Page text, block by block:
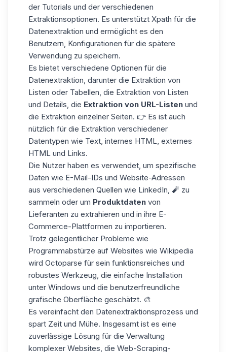
der Tutorials und der verschiedenen
Extraktionsoptionen. Es unterstützt Xpath für die
Datenextraktion und ermöglicht es den
Benutzern, Konfigurationen für die spätere
Verwendung zu speichern.
Es bietet verschiedene Optionen für die
Datenextraktion, darunter die Extraktion von
Listen oder Tabellen, die Extraktion von Listen
und Details, die Extraktion von URL-Listen und
die Extraktion einzelner Seiten. 👉 Es ist auch
nützlich für die Extraktion verschiedener
Datentypen wie Text, internes HTML, externes
HTML und Links.
Die Nutzer haben es verwendet, um spezifische
Daten wie E-Mail-IDs und Website-Adressen
aus verschiedenen Quellen wie LinkedIn, 🧨 zu
sammeln oder um Produktdaten von
Lieferanten zu extrahieren und in ihre E-
Commerce-Plattformen zu importieren.
Trotz gelegentlicher Probleme wie
Programmabstürze auf Websites wie Wikipedia
wird Octoparse für sein funktionsreiches und
robustes Werkzeug, die einfache Installation
unter Windows und die benutzerfreundliche
grafische Oberfläche geschätzt. 🎨
Es vereinfacht den Datenextraktionsprozess und
spart Zeit und Mühe. Insgesamt ist es eine
zuverlässige Lösung für die Verwaltung
komplexer Websites, die Web-Scraping-